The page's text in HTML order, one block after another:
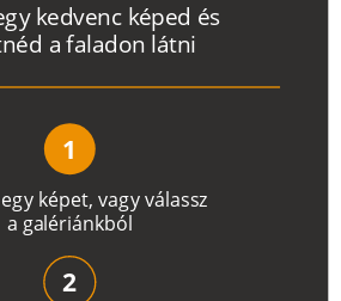
egy képet, vagyválassz
a galériánkból
gy kedvenc képed és
néd a faladon látni
1
2